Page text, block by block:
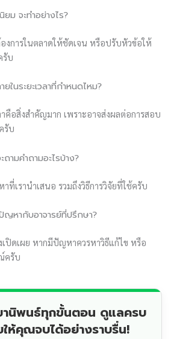
ม จะทำอย่างไร?
องการในตลาดให้ชัดเจน หรือปรับหัวข้อให้
รับ
นระยะเวลาที่กำหนดไหม?
าคือสิ่งสำคัญมาก เพราะอาจส่งผลต่อการสอบ
รับ
ามคำถามอะไรบ้าง?
ที่เรานำเสนอ รวมถึงวิธีการวิจัยที่ใช้ครับ
ญหากับอาจารย์ที่ปรึกษา?
เปิดเผย หากมีปัญหาควรหาวิธีแก้ไข หรือ
ครับ
านิพนธ์ทุกขั้นตอน ดูแลครบ
ห้คุณจบได้อย่างราบรื่น!